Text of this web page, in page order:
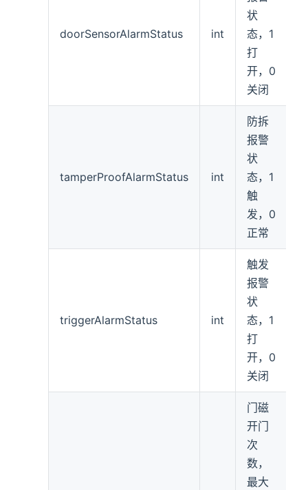
doorSensorAlarmStatus int
状
态，1
打
开，0
关闭
tamperProofAlarmStatus int
防拆
报警
状
态，1
触
发，0
正常
triggerAlarmStatus int
触发
报警
状
态，1
打
开，0
关闭
门磁
开门
次
数，
最大